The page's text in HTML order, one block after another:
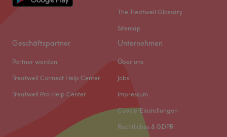
The Treatwell Glossary
Sitemap
Geschäftspartner
Partner werden
Treatwell Connect Help Center
Treatwell Pro Help Center
Unternehmen
Über uns
Jobs
Impressum
Cookie-Einstellungen
Rechtliches & GDPR